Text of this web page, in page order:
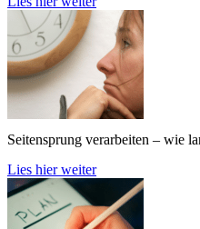
Seitensprung verarbeiten – wie
Lies hier weiter